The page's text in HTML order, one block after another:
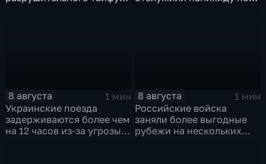
8 августа
1 мин
Украинские поезда
задерживаются более чем
на 12 часов из-за угрозы
8 августа
1 мин
Российские войска
заняли более выгодные
рубежи на нескольких